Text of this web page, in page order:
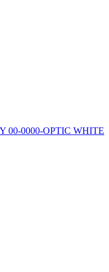
00-0000-OPTIC WHITE